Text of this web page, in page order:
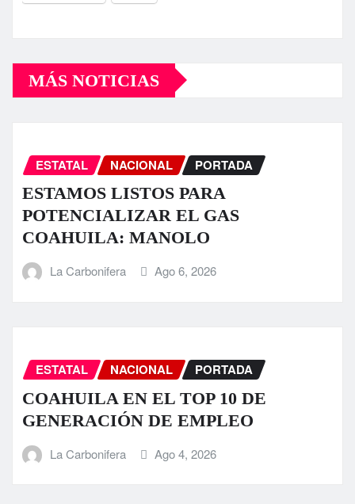
MÁS NOTICIAS
ESTATAL NACIONAL PORTADA
ESTAMOS LISTOS PARA
POTENCIALIZAR EL GAS
COAHUILA: MANOLO
La Carbonifera Ago 6, 2026
ESTATAL NACIONAL PORTADA
COAHUILA EN EL TOP 10 DE
GENERACIÓN DE EMPLEO
La Carbonifera Ago 4, 2026